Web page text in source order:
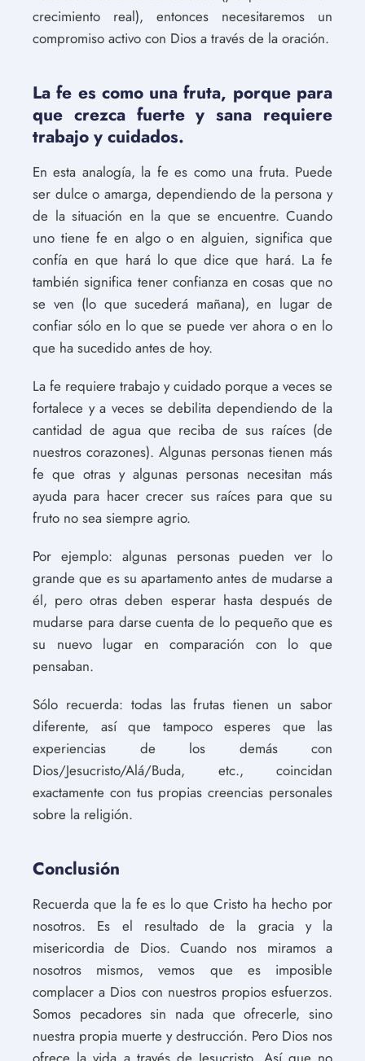
crecimiento real), entonces necesitaremos un
compromiso activo con Dios a través de la oración.
La fe es como una fruta, porque para
que crezca fuerte y sana requiere
trabajo y cuidados.
En esta analogía, la fe es como una fruta. Puede
ser dulce o amarga, dependiendo de la persona y
de la situación en la que se encuentre. Cuando
uno tiene fe en algo o en alguien, significa que
confía en que hará lo que dice que hará. La fe
también significa tener confianza en cosas que no
se ven (lo que sucederá mañana), en lugar de
confiar sólo en lo que se puede ver ahora o en lo
que ha sucedido antes de hoy.
La fe requiere trabajo y cuidado porque a veces se
fortalece y a veces se debilita dependiendo de la
cantidad de agua que reciba de sus raíces (de
nuestros corazones). Algunas personas tienen más
fe que otras y algunas personas necesitan más
ayuda para hacer crecer sus raíces para que su
fruto no sea siempre agrio.
Por ejemplo: algunas personas pueden ver lo
grande que es su apartamento antes de mudarse a
él, pero otras deben esperar hasta después de
mudarse para darse cuenta de lo pequeño que es
su nuevo lugar en comparación con lo que
pensaban.
Sólo recuerda: todas las frutas tienen un sabor
diferente, así que tampoco esperes que las
experiencias de los demás con
Dios/Jesucristo/Alá/Buda, etc., coincidan
exactamente con tus propias creencias personales
sobre la religión.
Conclusión
Recuerda que la fe es lo que Cristo ha hecho por
nosotros. Es el resultado de la gracia y la
misericordia de Dios. Cuando nos miramos a
nosotros mismos, vemos que es imposible
complacer a Dios con nuestros propios esfuerzos.
Somos pecadores sin nada que ofrecerle, sino
nuestra propia muerte y destrucción. Pero Dios nos